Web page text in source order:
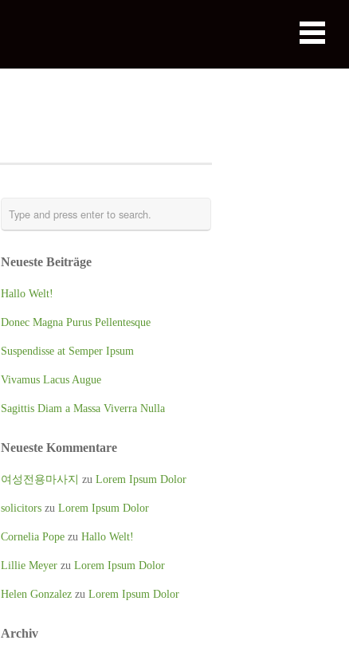
Neueste Beiträge
Hallo Welt!
Donec Magna Purus Pellentesque
Suspendisse at Semper Ipsum
Vivamus Lacus Augue
Sagittis Diam a Massa Viverra Nulla
Neueste Kommentare
여성전용마사지 zu Lorem Ipsum Dolor
solicitors zu Lorem Ipsum Dolor
Cornelia Pope zu Hallo Welt!
Lillie Meyer zu Lorem Ipsum Dolor
Helen Gonzalez zu Lorem Ipsum Dolor
Archiv